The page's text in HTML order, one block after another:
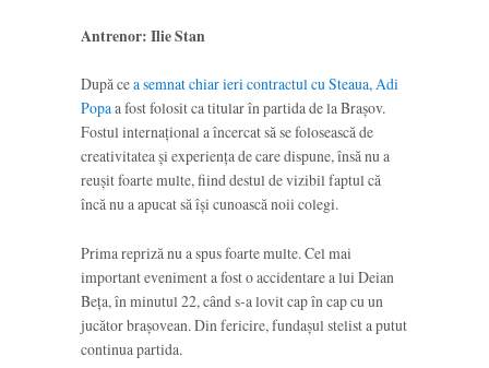
Antrenor: Ilie Stan
După cea semnat chiar ieri contractul cu Steaua, Adi
Popaa fost folosit ca titular în partida de la Brașov.
Fostul internațional a încercat să se folosească de
creativitatea și experiența de care dispune, însă nu a
reușit foarte multe, fiind destul de vizibil faptul că
încă nu a apucat să își cunoască noii colegi.
Prima repriză nu a spus foarte multe. Cel mai
important eveniment a fost o accidentare a lui Deian
Beța, în minutul 22, când s-a lovit cap în cap cu un
jucător brașovean. Din fericire, fundașul stelist a putut
continua partida.